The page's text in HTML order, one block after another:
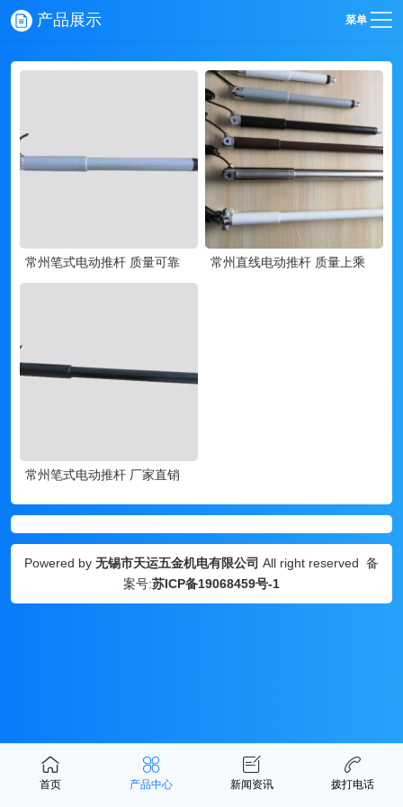
产品展示 菜单
常州笔式电动推杆 质量可靠 常州直线电动推杆 质量上乘
常州笔式电动推杆 厂家直销
Powered by 无锡市天运五金机电有限公司 All right reserved 备
案号:苏ICP备19068459号-1
首页 产品中心 新闻资讯 拨打电话